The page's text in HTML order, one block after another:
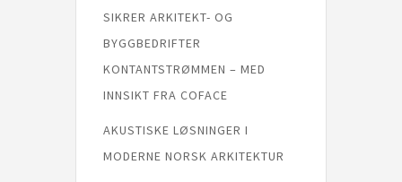
SIKRER ARKITEKT- OG
BYGGBEDRIFTER
KONTANTSTRØMMEN – MED
INNSIKT FRA COFACE
AKUSTISKE LØSNINGER I
MODERNE NORSK ARKITEKTUR